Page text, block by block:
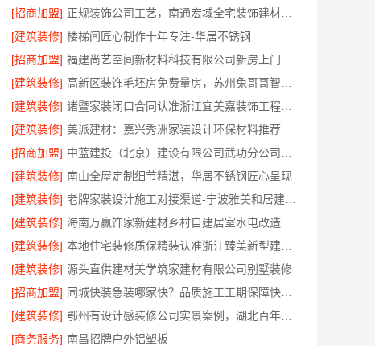
[招商加盟]
[建筑装修] 楼梯间匠心制作十年专注-华居不锈钢
[招商加盟]
[建筑装修]
[建筑装修]
[建筑装修] 美派建材：嘉兴秀洲家装设计环保材料推荐
[招商加盟]
[建筑装修] 南山全屋定制细节精湛，华居不锈钢匠心呈现
[建筑装修]
[建筑装修] 海南万赢饰家新建材乡村自建居室水电改造
[建筑装修]
[建筑装修] 源头直供建材美学筑家建材有限公司别墅装修
[招商加盟]
[建筑装修]
[商务服务] 南昌招牌户外铝塑板